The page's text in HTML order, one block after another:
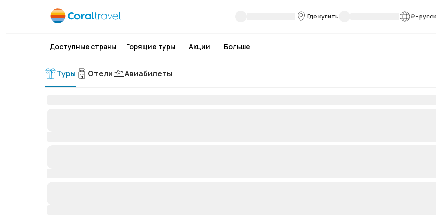
Где купить ₽-
Доступные страны Горящие туры Акции Больше
Туры Отели Авиабилеты